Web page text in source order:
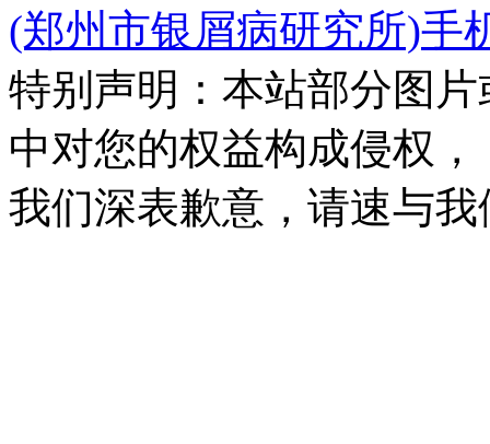
(郑州市银屑病研究所)手
特别声明：本站部分图
中对您的权益构成侵权，
我们深表歉意，请速与